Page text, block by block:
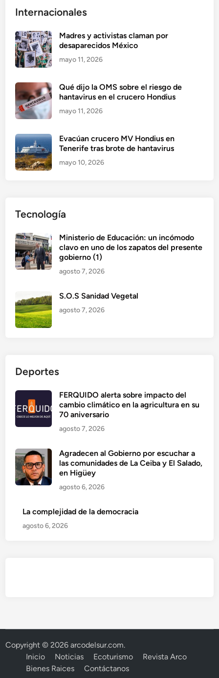
Internacionales
Madres y activistas claman por
desaparecidos México
mayo 11, 2026
Qué dijo la OMS sobre el riesgo de
hantavirus en el crucero Hondius
mayo 11, 2026
Evacúan crucero MV Hondius en
Tenerife tras brote de hantavirus
mayo 10, 2026
Tecnología
Ministerio de Educación: un incómodo
clavo en uno de los zapatos del presente
gobierno (1)
agosto 7, 2026
S.O.S Sanidad Vegetal
agosto 7, 2026
Deportes
FERQUIDO alerta sobre impacto del
cambio climático en la agricultura en su
70 aniversario
agosto 7, 2026
Agradecen al Gobierno por escuchar a
las comunidades de La Ceiba y El Salado,
en Higüey
agosto 6, 2026
La complejidad de la democracia
agosto 6, 2026
Copyright © 2026arcodelsur.com.
Inicio
Noticias Ecoturismo
Revista Arco
Bienes Raices
Contáctanos